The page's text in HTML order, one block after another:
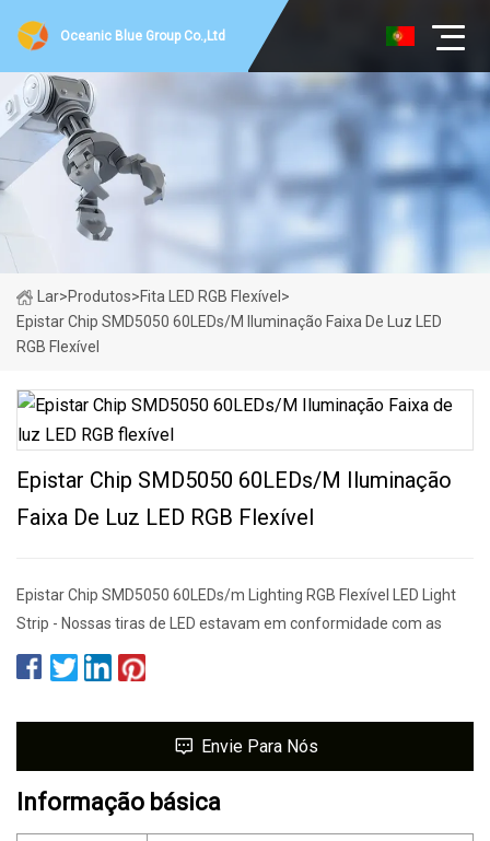
Oceanic Blue Group Co.,Ltd
Lar>Produtos>Fita LED RGB Flexível >
Epistar Chip SMD5050 60LEDs/M Iluminação Faixa De Luz LED
RGB Flexível
Epistar Chip SMD5050 60LEDs/M Iluminação
Faixa De Luz LED RGB Flexível
Epistar Chip SMD5050 60LEDs/m Lighting RGB Flexível LED Light
Strip - Nossas tiras de LED estavam em conformidade com as
Envie Para Nós
Informação básica